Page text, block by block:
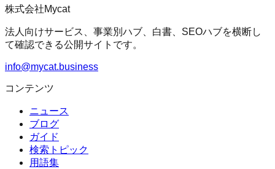
株式会社Mycat
法人向けサービス、事業別ハブ、白書、SEOハブを横断し
て確認できる公開サイトです。
info@mycat.business
コンテンツ
ニュース
ブログ
ガイド
検索トピック
用語集